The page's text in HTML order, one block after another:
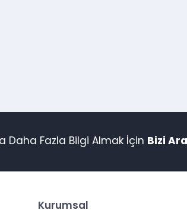
Daha Fazla Bilgi Almak İçin Bizi
Kurumsal